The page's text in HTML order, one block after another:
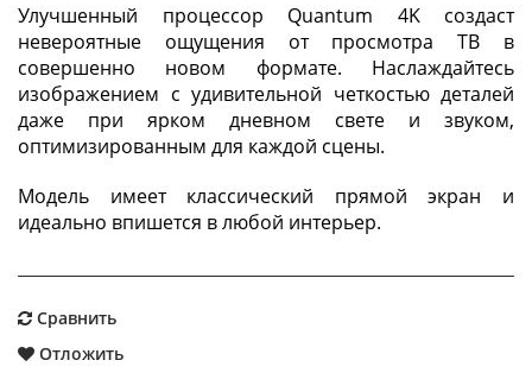
Улучшенный процессор Quantum 4K создаст
невероятные ощущения от просмотра ТВ в
совершенно новом формате. Наслаждайтесь
изображением с удивительной четкостью деталей
даже при ярком дневном свете и звуком,
оптимизированным для каждой сцены.
Модель имеет классический прямой экран и
идеально впишется в любой интерьер.
Сравнить
Отложить